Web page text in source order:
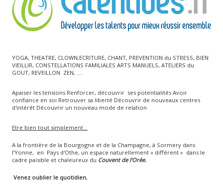
YOGA, THEATRE, CLOWN,ECRITURE, CHANT, PREVENTION du STRESS, BIEN
VIEILLIR, CONSTELLATIONS FAMILIALES ARTS MANUELS, ATELIERS du
GOUT, REVEILLON ZEN, ….
Apaiser les tensions Renforcer, découvrir ses potentialités Avoir
confiance en soi Retrouver sa liberté Découvrir de nouveaux centres
d'intérêt Découvrir un nouveau mode de relation
Etre bien tout simplement...
A la frontière de la Bourgogne et de la Champagne, à Sormery dans
l’Yonne, en Pays d'Othe, un espace naturellement « différent » dans le
cadre paisible et chaleureux du Couvent de l’Orée.
Venez oublier le quotidien,